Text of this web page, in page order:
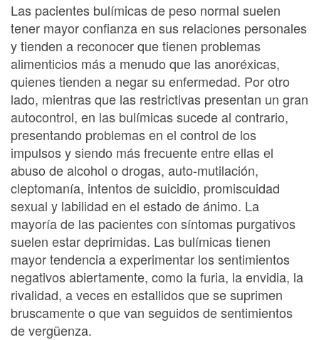
Las pacientes bulímicas de peso normal suelen
tener mayor confianza en sus relaciones personales
y tienden a reconocer que tienen problemas
alimenticios más a menudo que las anoréxicas,
quienes tienden a negar su enfermedad. Por otro
lado, mientras que las restrictivas presentan un gran
autocontrol, en las bulímicas sucede al contrario,
presentando problemas en el control de los
impulsos y siendo más frecuente entre ellas el
abuso de alcohol o drogas, auto-mutilación,
cleptomanía, intentos de suicidio, promiscuidad
sexual y labilidad en el estado de ánimo. La
mayoría de las pacientes con síntomas purgativos
suelen estar deprimidas. Las bulímicas tienen
mayor tendencia a experimentar los sentimientos
negativos abiertamente, como la furia, la envidia, la
rivalidad, a veces en estallidos que se suprimen
bruscamente o que van seguidos de sentimientos
de vergüenza.